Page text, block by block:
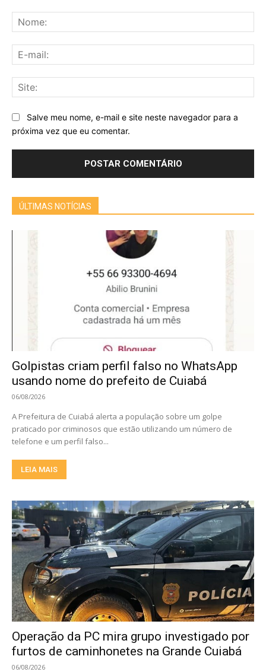
Salve meu nome, e-mail e site neste navegador para a
próxima vez que eu comentar.
ÚLTIMAS NOTÍCIAS
Golpistas criam perfil falso no WhatsApp
usando nome do prefeito de Cuiabá
06/08/2026
A Prefeitura de Cuiabá alerta a população sobre um golpe
praticado por criminosos que estão utilizando um número de
telefone e um perfil falso...
LEIA MAIS
Operação da PC mira grupo investigado por
furtos de caminhonetes na Grande Cuiabá
06/08/2026